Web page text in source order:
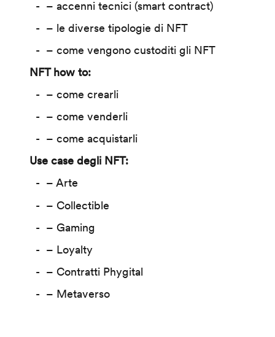
– accenni tecnici (smart contract)
– le diverse tipologie di NFT
– come vengono custoditi gli NFT
NFT how to:
– come crearli
– come venderli
– come acquistarli
Use case degli NFT:
– Arte
– Collectible
– Gaming
– Loyalty
– Contratti Phygital
– Metaverso